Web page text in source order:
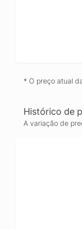
* O preço atual
Histórico de
A variação de